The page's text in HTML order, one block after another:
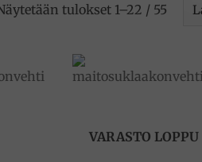
tulokset 1–22 / 55
VARASTO LOPPU